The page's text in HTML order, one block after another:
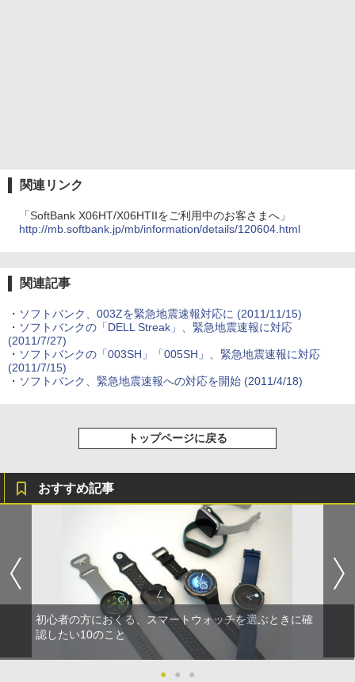
関連リンク
「SoftBank X06HT/X06HTIIをご利用中のお客さまへ」
http://mb.softbank.jp/mb/information/details/120604.html
関連記事
・ ソフトバンク、003Zを緊急地震速報対応に (2011/11/15)
・ ソフトバンクの「DELL Streak」、緊急地震速報に対応
(2011/7/27)
・ ソフトバンクの「003SH」「005SH」、緊急地震速報に対応
(2011/7/15)
・ ソフトバンク、緊急地震速報への対応を開始(2011/4/18)
トップページに戻る
おすすめ記事
初心者の方におくる、スマートウォッチを選ぶときに確
認したい10のこと
● ● ●